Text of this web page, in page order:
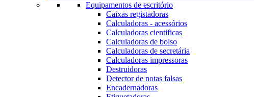
Equipamentos de escritório
Caixas registadoras
Calculadoras - acessórios
Calculadoras cientificas
Calculadoras de bolso
Calculadoras de secretária
Calculadoras impressoras
Destruidoras
Detector de notas falsas
Encadernadoras